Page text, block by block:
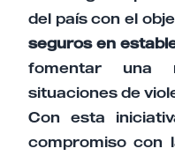
del país con el
seguros en
fomentar una
situaciones de
Con esta
compromiso con